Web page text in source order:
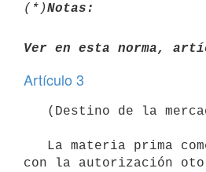
(*)Notas:
Ver en esta norma,
Artículo 3
con la autorización